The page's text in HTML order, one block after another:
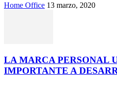
Home Office 13 marzo, 2020
LA MARCA PERSONAL
IMPORTANTE A